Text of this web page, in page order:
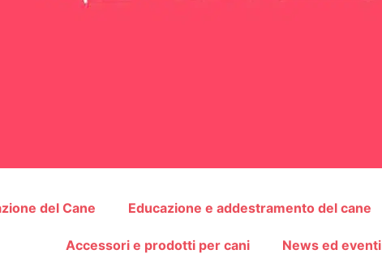
del Cane Educazione e addestramento del cane
Accessori e prodotti per cani News ed eventi